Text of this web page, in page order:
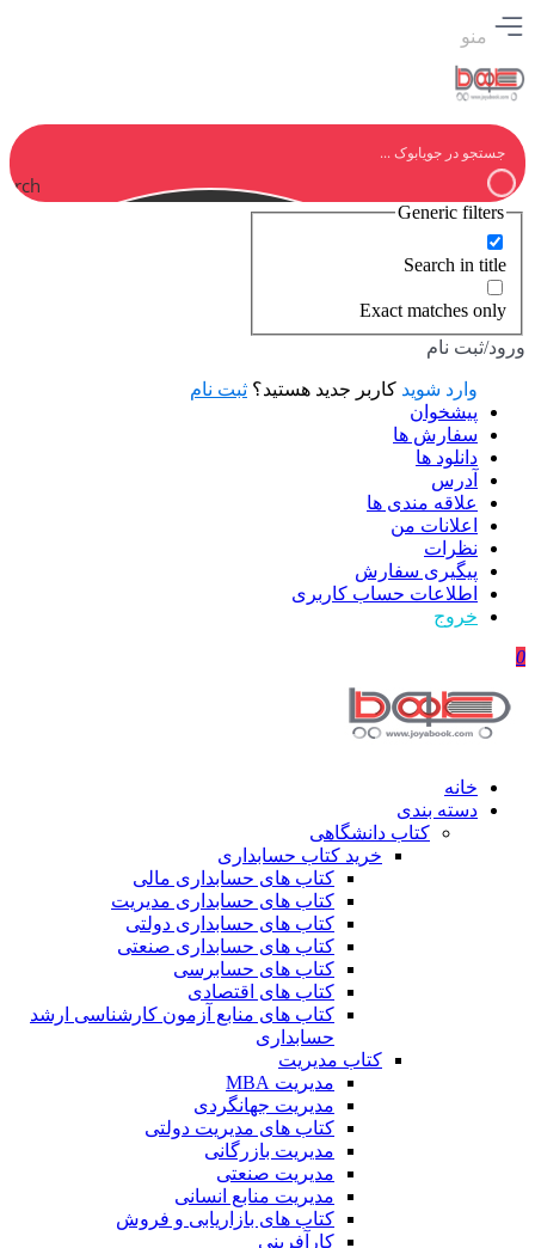
منو
Generic filters
Search in title
Exact matches only
ورود/ثبت نام
وارد شوید کاربر جدید هستید؟ ثبت نام
پیشخوان
سفارش ها
دانلود ها
آدرس
علاقه مندی ها
اعلانات من
نظرات
پیگیری سفارش
اطلاعات حساب كاربری
خروج
0
خانه
دسته بندی
کتاب دانشگاهی
خرید کتاب حسابداری
کتاب های حسابداری مالی
کتاب های حسابداری مدیریت
کتاب های حسابداری دولتی
کتاب های حسابداری صنعتی
کتاب های حسابرسی
کتاب های اقتصادی
کتاب های منابع آزمون کارشناسی ارشد
حسابداری
کتاب مدیریت
مدیریت MBA
مدیریت جهانگردی
کتاب های مدیریت دولتی
مدیریت بازرگانی
مدیریت صنعتی
مدیریت منابع انسانی
کتاب های بازاریابی و فروش
کارآفرینی